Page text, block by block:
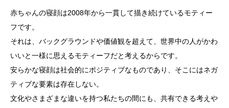
赤ちゃんの寝顔は2008年から一貫して描き続けているモティー
フです。
それは、バックグラウンドや価値観を超えて、世界中の人がかわ
いいと一様に思えるモティーフだと考えるからです。
安らかな寝顔は社会的にポジティブなものであり、そこにはネガ
ティブな要素は存在しない。
文化やさまざまな違いを持つ私たちの間にも、共有できる考えや